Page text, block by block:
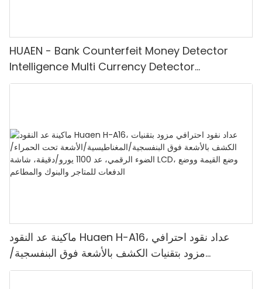
HUAEN - Bank Counterfeit Money Detector
Intelligence Multi Currency Detector
Equipment LCD Display
ماكينة عد النقود Huaen H-A16، عداد نقود احترافي
مزود بتقنيات الكشف بالأشعة فوق البنفسجية/
المغناطيسية/الأشعة تحت الحمراء/الضوء الرقمي، عد